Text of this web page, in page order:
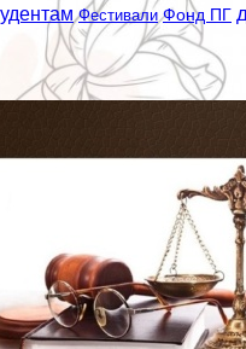
Фестивали Фонд ПГ